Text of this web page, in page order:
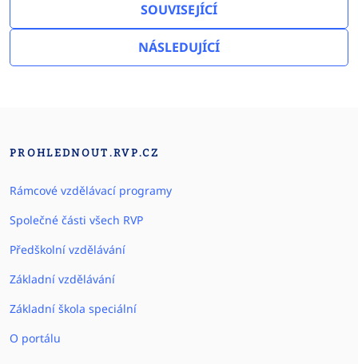
SOUVISEJÍCÍ
NÁSLEDUJÍCÍ
PROHLEDNOUT.RVP.CZ
Rámcové vzdělávací programy
Společné části všech RVP
Předškolní vzdělávání
Základní vzdělávání
Základní škola speciální
O portálu